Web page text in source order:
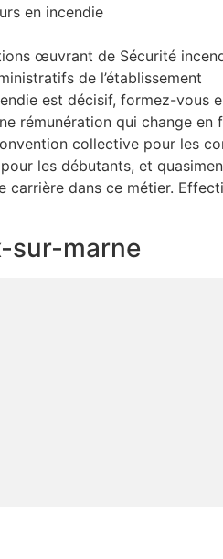
en incendie
œuvrant de Sécurité
de l’établissement
est décisif, formez-vous
rémunération qui change
collective pour les
les débutants, et
carrière dans ce métier.
sur-marne